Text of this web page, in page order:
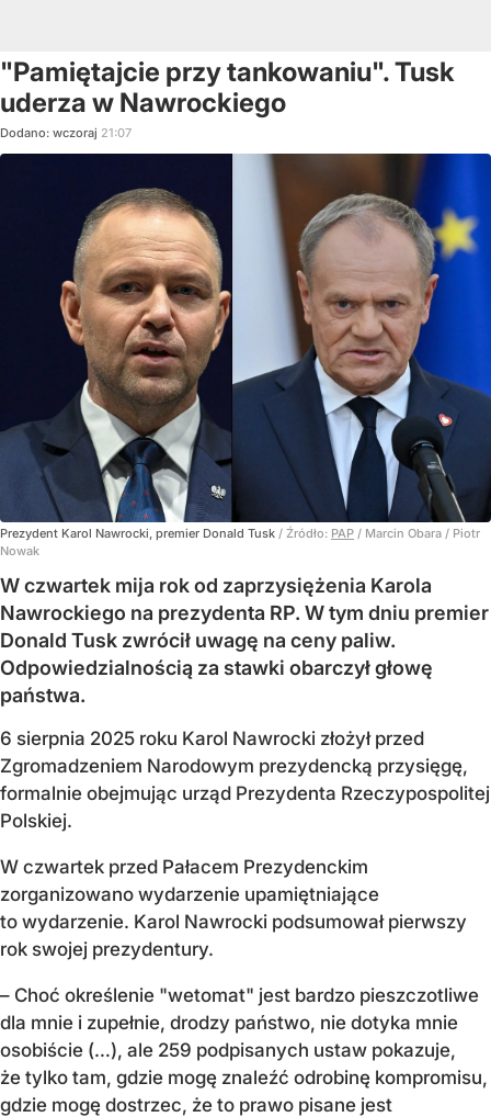
"Pamiętajcie przy tankowaniu". Tusk
uderza w Nawrockiego
Dodano: wczoraj 21:07
Prezydent Karol Nawrocki, premier Donald Tusk / Źródło: PAP / Marcin Obara / Piotr
Nowak
W czwartek mija rok od zaprzysiężenia Karola
Nawrockiego na prezydenta RP. W tym dniu premier
Donald Tusk zwrócił uwagę na ceny paliw.
Odpowiedzialnością za stawki obarczył głowę
państwa.
6 sierpnia 2025 roku Karol Nawrocki złożył przed
Zgromadzeniem Narodowym prezydencką przysięgę,
formalnie obejmując urząd Prezydenta Rzeczypospolitej
Polskiej.
W czwartek przed Pałacem Prezydenckim
zorganizowano wydarzenie upamiętniające
to wydarzenie. Karol Nawrocki podsumował pierwszy
rok swojej prezydentury.
– Choć określenie "wetomat" jest bardzo pieszczotliwe
dla mnie i zupełnie, drodzy państwo, nie dotyka mnie
osobiście (…), ale 259 podpisanych ustaw pokazuje,
że tylko tam, gdzie mogę znaleźć odrobinę kompromisu,
gdzie mogę dostrzec, że to prawo pisane jest